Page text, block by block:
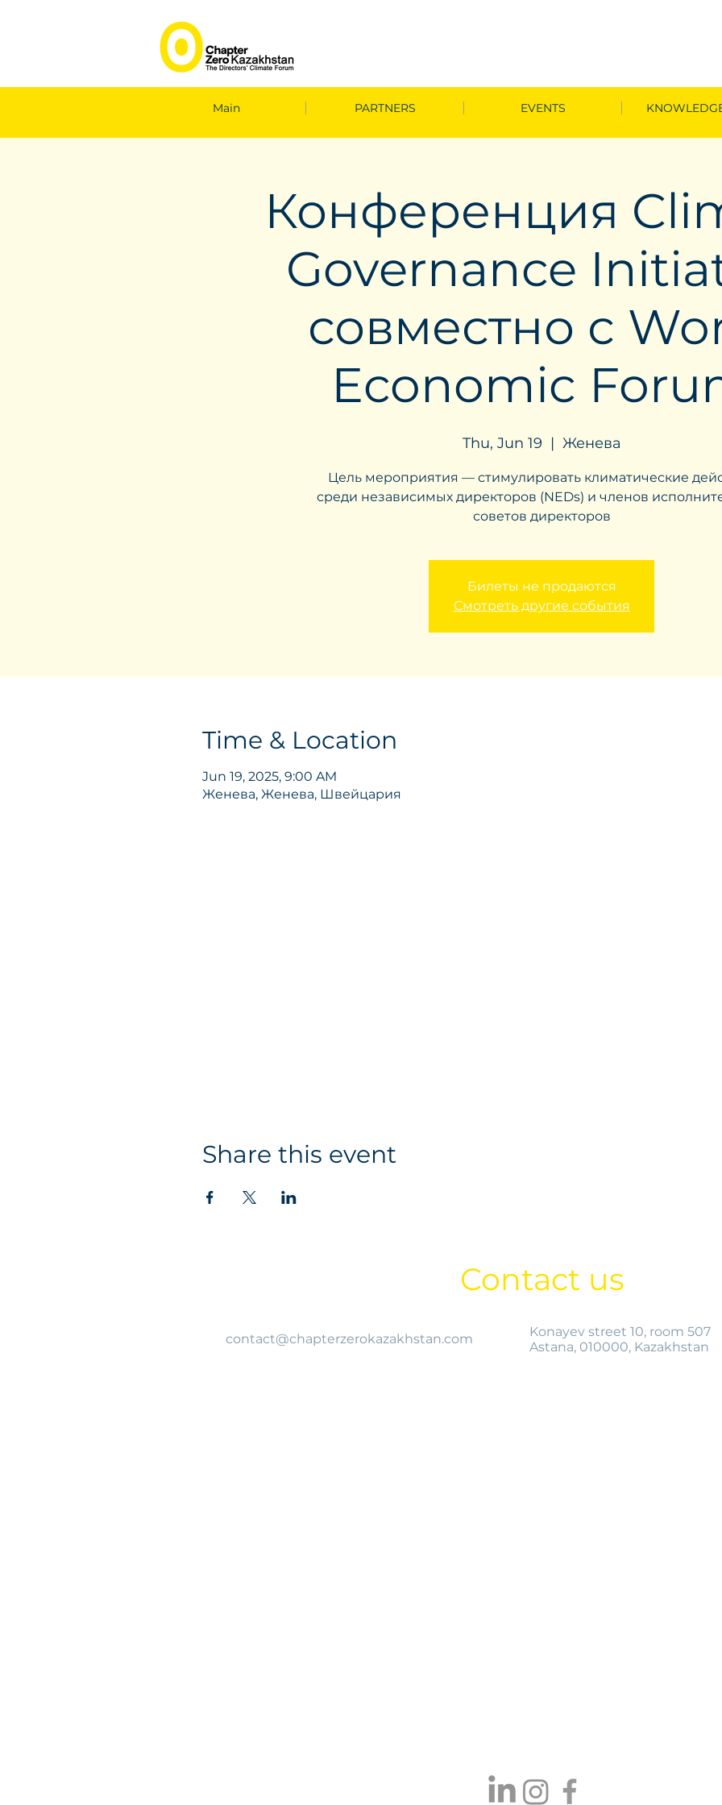
Main PARTNERS EVENTS
Конференция
Governance
совместно с
Economic
Thu, Jun 19
  |
Женева
Цель мероприятия — стимулировать климатические
среди независимых директоров (NEDs) и членов
советов директоров
Билеты не продаются
Смотреть другие события
Time & Location
Jun 19, 2025, 9:00 AM
Женева, Женева, Швейцария
Share this event
Contact us
contact@chapterzerokazakhstan.com
Konayev street 10, room 507
Astana, 010000, Kazakhstan